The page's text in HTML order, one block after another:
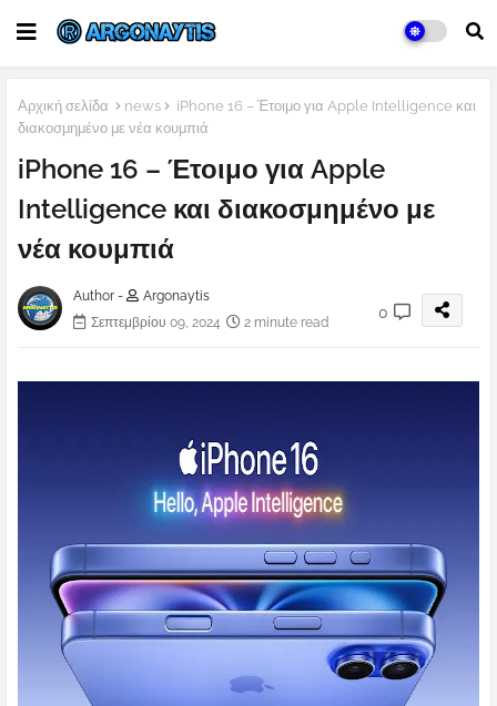
Αρχική σελίδα news
iPhone 16 – Έτοιμο για Apple Intelligence και
διακοσμημένο με νέα κουμπιά
iPhone 16 – Έτοιμο για Apple
Intelligence και διακοσμημένο με
νέα κουμπιά
Author -
Argonaytis
Σεπτεμβρίου 09, 2024
2 minute read
0